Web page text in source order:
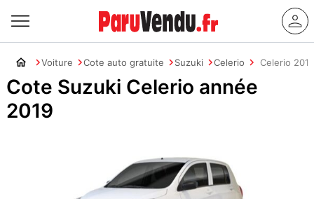
Voiture Cote auto gratuite Suzuki Celerio Celerio 2019
Cote Suzuki Celerio année
2019